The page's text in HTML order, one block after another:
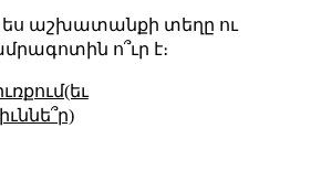
ես աշխատանքի տեղը ու
ո՞ւր է։